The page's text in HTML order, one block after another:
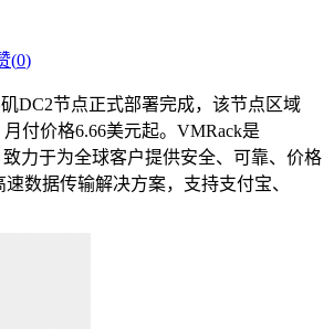
(0)
DC2节点正式部署完成，该节点区域
付价格6.66美元起。VMRack是
力于为全球客户提供安全、可靠、价格
数据传输解决方案，支持支付宝、